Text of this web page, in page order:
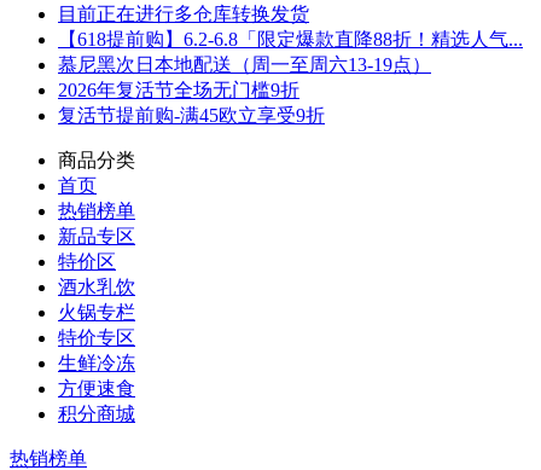
目前正在进行多仓库转换发货
【618提前购】6.2-6.8「限定爆款直降88折！精选人气...
慕尼黑次日本地配送（周一至周六13-19点）
2026年复活节全场无门槛9折
复活节提前购-满45欧立享受9折
商品分类
首页
热销榜单
新品专区
特价区
酒水乳饮
火锅专栏
特价专区
生鲜冷冻
方便速食
积分商城
热销榜单